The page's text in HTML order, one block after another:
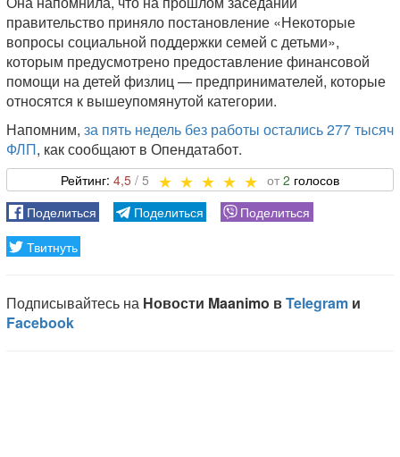
правительство приняло постановление «Некоторые
вопросы социальной поддержки семей с детьми»,
которым предусмотрено предоставление финансовой
помощи на детей физлиц — предпринимателей, которые
относятся к вышеупомянутой категории.
Напомним, за пять недель без работы остались 277 тысяч
ФЛП, как сообщают в Опендатабот.
4,5 2